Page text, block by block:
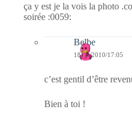
ça y est je la vois la photo
soirée :0059:
Belbe
18/08/2010/17:05
c’est gentil d’être
Bien à toi !